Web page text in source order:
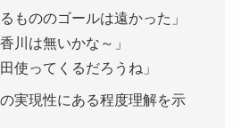
もののゴールは遠かった」
川は無いかな～」
使ってくるだろうね」
実現性にある程度理解を示